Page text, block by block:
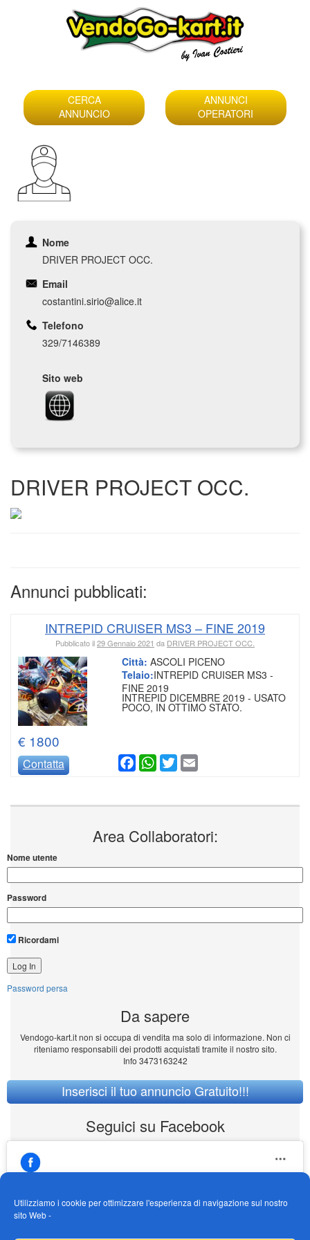
Utilizziamo i cookie per ottimizzare l'esperienza di navigazione sul nostro
sito Web -
content
CERCA
ANNUNCIO
ANNUNCI
OPERATORI
Nome
DRIVER PROJECT OCC.
Email
costantini.sirio@alice.it
Telefono
329/7146389
Sito web
DRIVER PROJECT OCC.
Annunci pubblicati:
INTREPID CRUISER MS3 – FINE 2019
Pubblicato il29 Gennaio 2021 da DRIVER PROJECT OCC.
€ 1800
Città: ASCOLI PICENO
Telaio:INTREPID CRUISER MS3 -
FINE 2019
INTREPID DICEMBRE 2019 - USATO
POCO, IN OTTIMO STATO.
Contatta Facebook
WhatsApp
Twitter
Area Collaboratori:
Nome utente
Password
Ricordami
Password persa
Da sapere
Vendogo-kart.it non si occupa di vendita ma solo di informazione. Non ci
riteniamo responsabili dei prodotti acquistati tramite il nostro sito.
Info 3473163242
Inserisci il tuo annuncio Gratuito!!!
Seguici su Facebook